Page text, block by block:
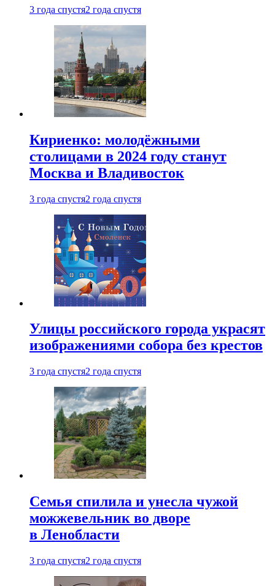
3 года спустя2 года спустя
Кириенко: молодёжными
столицами в 2024 году станут
Москва и Владивосток
3 года спустя2 года спустя
Улицы российского города украсят
изображениями собора без крестов
3 года спустя2 года спустя
Семья спилила и унесла чужой
можжевельник во дворе
в Ленобласти
3 года спустя2 года спустя